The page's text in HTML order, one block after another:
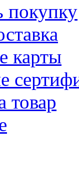
покупку
карты
товар